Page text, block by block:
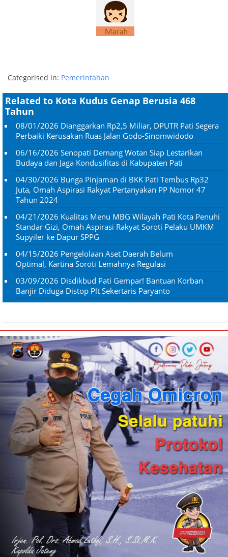
Categorised in: Pemerintahan
Related to Kota Kudus Genap Berusia 468
Tahun
08/01/2026 Dianggarkan Rp2,5 Miliar, DPUTR Pati Segera
Perbaiki Kerusakan Ruas Jalan Godo-Sinomwidodo
06/16/2026 Senopati Demang Wotan Siap Lestarikan
Budaya dan Jaga Kondusifitas di Kabupaten Pati
04/30/2026 Bunga Pinjaman di BKK Pati Tembus Rp32
Juta, Omah Aspirasi Rakyat Pertanyakan PP Nomor 47
Tahun 2024
04/21/2026 Kualitas Menu MBG Wilayah Pati Kota Penuhi
Standar Gizi, Omah Aspirasi Rakyat Soroti Pelaku UMKM
Supyiler ke Dapur SPPG
04/15/2026 Pengelolaan Aset Daerah Belum
Optimal, Kartina Soroti Lemahnya Regulasi
03/09/2026 Disdikbud Pati Gempar! Bantuan Korban
Banjir Diduga Distop Plt Sekertaris Paryanto